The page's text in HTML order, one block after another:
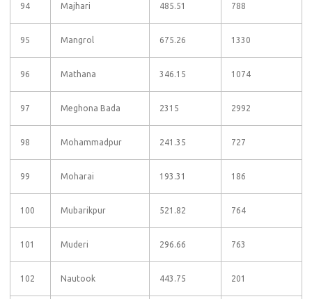
94 Majhari 485.51 788
95 Mangrol 675.26 1330
96 Mathana 346.15 1074
97 Meghona Bada 2315 2992
98 Mohammadpur 241.35 727
99 Moharai 193.31 186
100 Mubarikpur 521.82 764
101 Muderi 296.66 763
102 Nautook 443.75 201